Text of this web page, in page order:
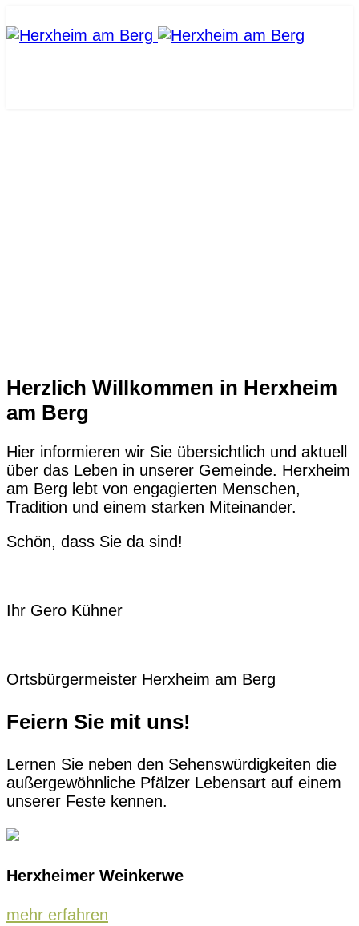
Herzlich Willkommen in Herxheim
am Berg
Hier informieren wir Sie übersichtlich und aktuell
über das Leben in unserer Gemeinde. Herxheim
am Berg lebt von engagierten Menschen,
Tradition und einem starken Miteinander.
Schön, dass Sie da sind!
Ihr Gero Kühner
Ortsbürgermeister Herxheim am Berg
Feiern Sie mit uns!
Lernen Sie neben den Sehenswürdigkeiten die
außergewöhnliche Pfälzer Lebensart auf einem
unserer Feste kennen.
Herxheimer Weinkerwe
mehr erfahren